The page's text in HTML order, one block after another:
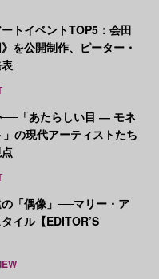
トイベントTOP5：会田
を公開制作、ピーター・
──「あたらしい目 ― モネ
の現代アーティストたち
「偶像」──マリー・ア
イル【EDITOR’S